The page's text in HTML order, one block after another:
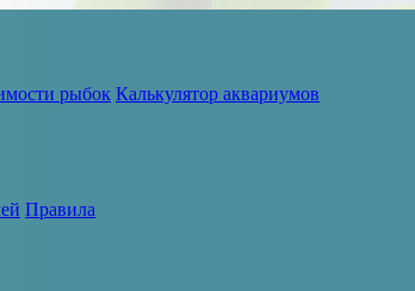
рыбок Калькулятор аквариумов
Правила